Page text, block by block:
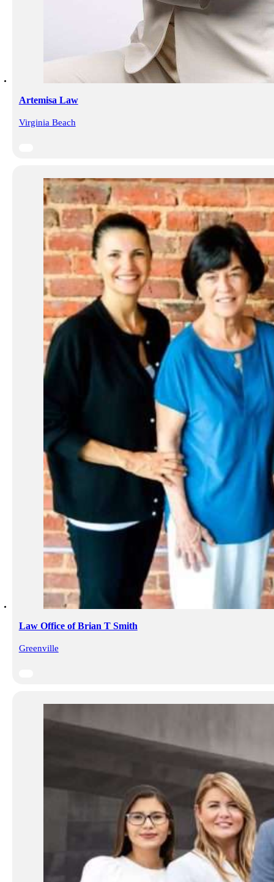
Artemisa Law
Virginia Beach
Law Office of Brian T Smith
Greenville